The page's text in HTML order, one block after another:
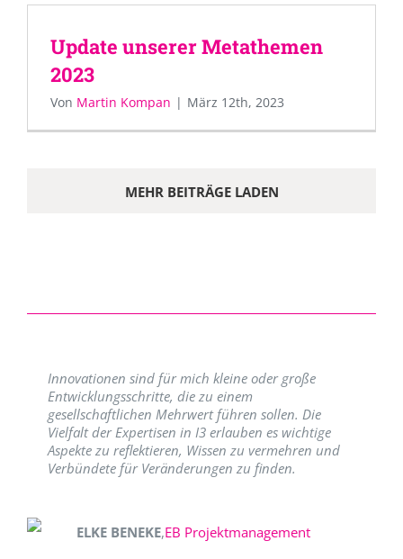
Update unserer Metathemen
2023
Von Martin Kompan | März 12th, 2023
MEHR BEITRÄGE LADEN
Innovationen sind für mich kleine oder große
Entwicklungsschritte, die zu einem
gesellschaftlichen Mehrwert führen sollen. Die
Vielfalt der Expertisen in I3 erlauben es wichtige
Aspekte zu reflektieren, Wissen zu vermehren und
Verbündete für Veränderungen zu finden.
ELKE BENEKE,EB Projektmanagement